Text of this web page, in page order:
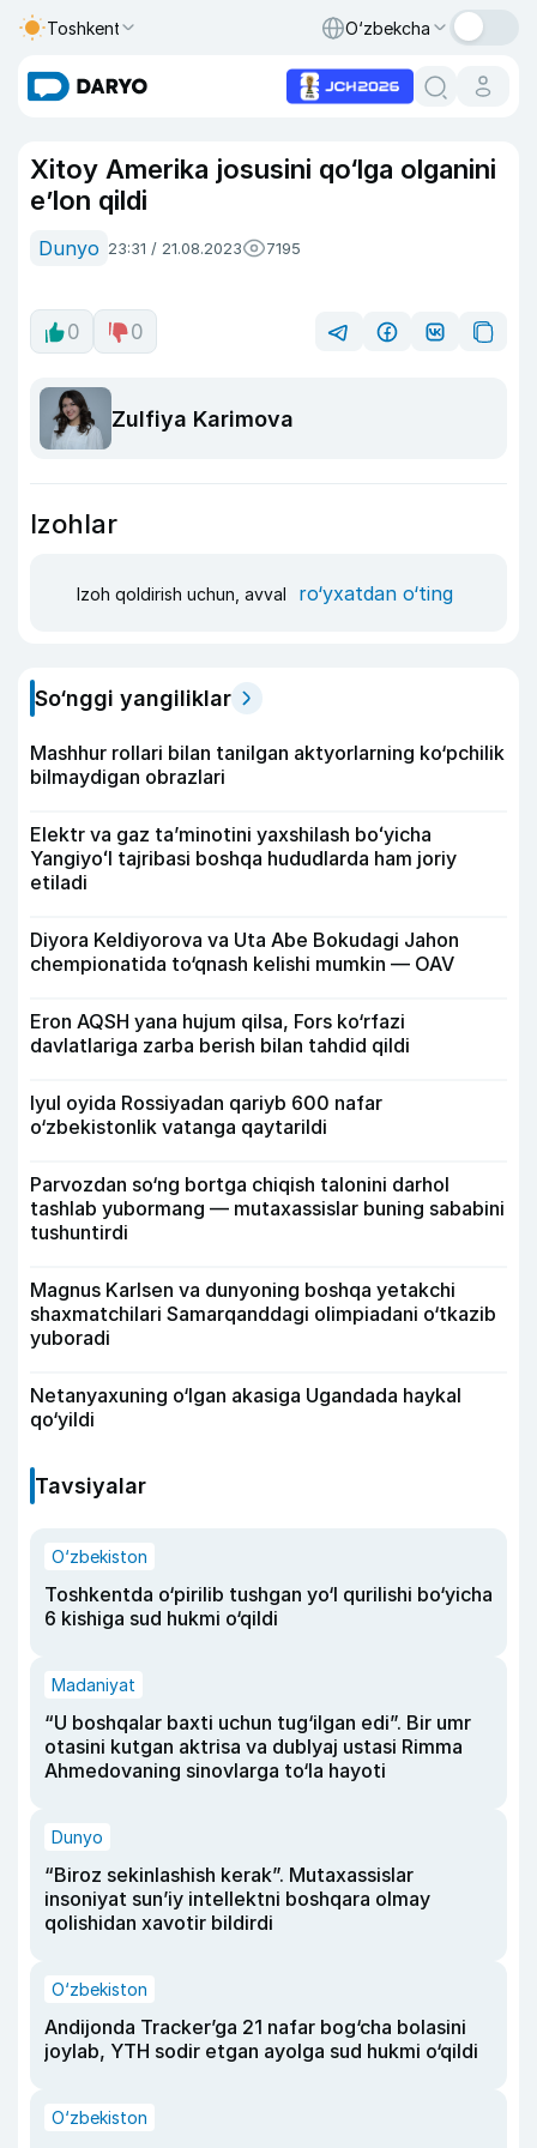
Toshkent O‘zbekcha
Xitoy Amerika josusini qo‘lga olganini
e’lon qildi
Dunyo 23:31 / 21.08.2023 7195
0 0
Zulfiya Karimova
Izohlar
Izoh qoldirish uchun, avval ro‘yxatdan o‘ting
So‘nggi yangiliklar
Mashhur rollari bilan tanilgan aktyorlarning ko‘pchilik
bilmaydigan obrazlari
Elektr va gaz taʼminotini yaxshilash boʻyicha
Yangiyoʻl tajribasi boshqa hududlarda ham joriy
etiladi
Diyora Keldiyorova va Uta Abe Bokudagi Jahon
chempionatida to‘qnash kelishi mumkin — OAV
Eron AQSH yana hujum qilsa, Fors ko‘rfazi
davlatlariga zarba berish bilan tahdid qildi
Iyul oyida Rossiyadan qariyb 600 nafar
o‘zbekistonlik vatanga qaytarildi
Parvozdan so‘ng bortga chiqish talonini darhol
tashlab yubormang — mutaxassislar buning sababini
tushuntirdi
Magnus Karlsen va dunyoning boshqa yetakchi
shaxmatchilari Samarqanddagi olimpiadani o‘tkazib
yuboradi
Netanyaxuning o‘lgan akasiga Ugandada haykal
qo‘yildi
Tavsiyalar
O‘zbekiston
Toshkentda o‘pirilib tushgan yo‘l qurilishi bo‘yicha
6 kishiga sud hukmi o‘qildi
Madaniyat
“U boshqalar baxti uchun tug‘ilgan edi”. Bir umr
otasini kutgan aktrisa va dublyaj ustasi Rimma
Ahmedovaning sinovlarga to‘la hayoti
Dunyo
“Biroz sekinlashish kerak”. Mutaxassislar
insoniyat sun’iy intellektni boshqara olmay
qolishidan xavotir bildirdi
O‘zbekiston
Andijonda Tracker’ga 21 nafar bog‘cha bolasini
joylab, YTH sodir etgan ayolga sud hukmi o‘qildi
O‘zbekiston